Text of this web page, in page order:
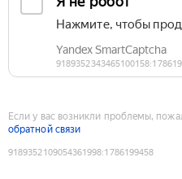
Если у вас возникли проблемы,
обратной связи
9189352109054361998:1786199458